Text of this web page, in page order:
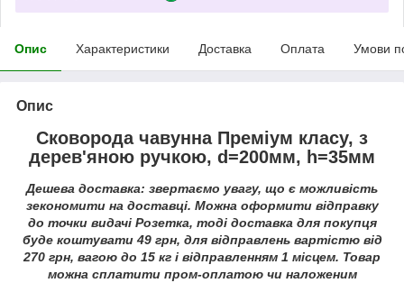
Опис Характеристики Доставка Оплата Умови
Опис
Сковорода чавунна Преміум класу, з
дерев'яною ручкою, d=200мм, h=35мм
Дешева доставка: звертаємо увагу, що є можливість
зекономити на доставці. Можна оформити відправку
до точки видачі Розетка, тоді доставка для покупця
буде коштувати 49 грн, для відправлень вартістю від
270 грн, вагою до 15 кг і відправленням 1 місцем. Товар
можна сплатити пром-оплатою чи наложеним